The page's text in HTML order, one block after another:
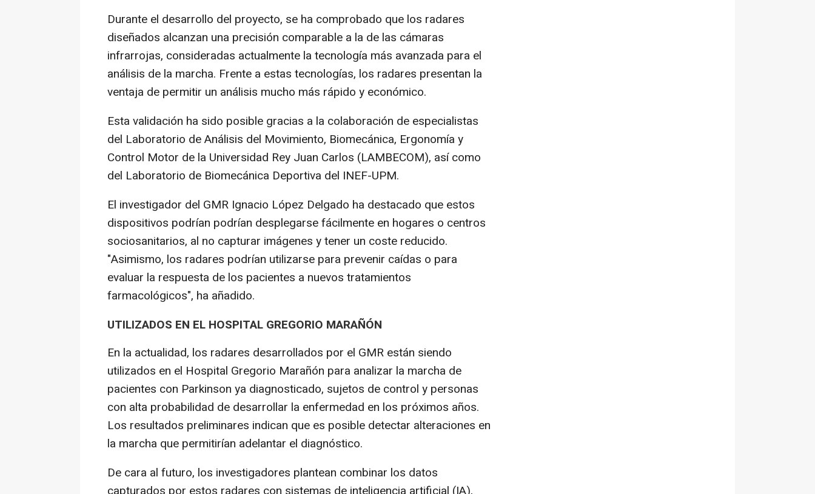
Durante el desarrollo del proyecto, se ha comprobado que los radares
diseñados alcanzan una precisión comparable a la de las cámaras
infrarrojas, consideradas actualmente la tecnología más avanzada para el
análisis de la marcha. Frente a estas tecnologías, los radares presentan la
ventaja de permitir un análisis mucho más rápido y económico.
Esta validación ha sido posible gracias a la colaboración de especialistas
del Laboratorio de Análisis del Movimiento, Biomecánica, Ergonomía y
Control Motor de la Universidad Rey Juan Carlos (LAMBECOM), así como
del Laboratorio de Biomecánica Deportiva del INEF-UPM.
El investigador del GMR Ignacio López Delgado ha destacado que estos
dispositivos podrían podrían desplegarse fácilmente en hogares o centros
sociosanitarios, al no capturar imágenes y tener un coste reducido.
"Asimismo, los radares podrían utilizarse para prevenir caídas o para
evaluar la respuesta de los pacientes a nuevos tratamientos
farmacológicos", ha añadido.
UTILIZADOS EN EL HOSPITAL GREGORIO MARAÑÓN
En la actualidad, los radares desarrollados por el GMR están siendo
utilizados en el Hospital Gregorio Marañón para analizar la marcha de
pacientes con Parkinson ya diagnosticado, sujetos de control y personas
con alta probabilidad de desarrollar la enfermedad en los próximos años.
Los resultados preliminares indican que es posible detectar alteraciones en
la marcha que permitirían adelantar el diagnóstico.
De cara al futuro, los investigadores plantean combinar los datos